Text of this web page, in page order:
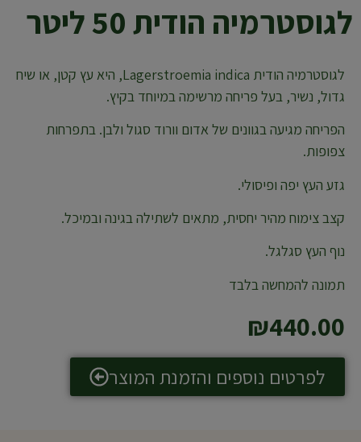
לגוסטרמיה הודית 50 ליטר
לגוסטרמיה הודית Lagerstroemia indica, היא עץ קטן, או שיח
גדול, נשיר, בעל פריחה מרשימה במיוחד בקיץ.
הפריחה מגיעה בגוונים של אדום וורוד סגול ולבן. בתפרחות
צפופות.
גזע העץ יפה ופיסולי.
קצב צימוח מהיר יחסית, מתאים לשתילה בגינה ובמיכל.
נוף העץ סגלגל.
תמונה להמחשה בלבד
₪440.00
לפרטים נוספים והזמנת המוצר